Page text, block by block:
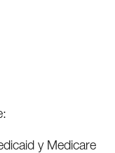
y Medicare